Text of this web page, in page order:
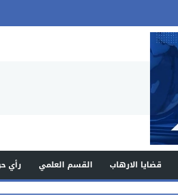
قضايا الارهاب القسم العلمي رأي